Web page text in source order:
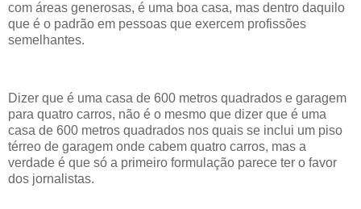
com áreas generosas, é uma boa casa, mas dentro daquilo
que é o padrão em pessoas que exercem profissões
semelhantes.
Dizer que é uma casa de 600 metros quadrados e garagem
para quatro carros, não é o mesmo que dizer que é uma
casa de 600 metros quadrados nos quais se inclui um piso
térreo de garagem onde cabem quatro carros, mas a
verdade é que só a primeiro formulação parece ter o favor
dos jornalistas.